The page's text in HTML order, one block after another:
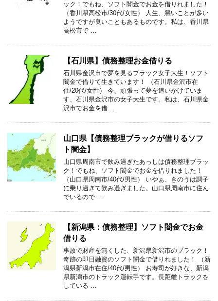
ック！でもね、ソフト闇金でお金を借りれました！
（香川県高松市/30代/女性） 人生、悪いことが多い
ようですが良いこともあるものです。私は、香川県
高松市で …
【石川県】債務整理お金借りる
石川県金沢市で夢を見るブラック女子大生！ソフト
闇金で借りて生きています！ （石川県金沢市在
住/20代/女性） 今、頑張って夢を追いかけていま
す、石川県金沢市の女子大生です。私は、石川県金
沢市でお金を借 …
山口県【債務整理ブラックが借りるソフ
ト闇金】
山口県周南市で飲み過ぎたあっしは債務整理ブラッ
ク！でもね、ソフト闇金でお金を借りれました！
（山口県周南市/40代/男性） いやぁ、きのうは調子
に乗り過ぎて飲み過ぎました。山口県周南市に住ん
でいるので …
【新潟県：債務整理】ソフト闇金でお金
借りる
事故で財産を無くした、新潟県新潟市のブラック！
奇跡の即日融資のソフト闇金で借りれました！ （新
潟県新潟市在住/40代/男性） お寿司が好きな、新潟
県新潟市のトラック運転手です。長距離トラックを
している …